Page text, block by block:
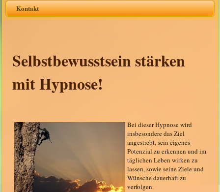
Kontakt
Selbstbewusstsein stärken
mit Hypnose!
Bei dieser Hypnose wird
insbesondere das Ziel
angestrebt, sein eigenes
Potenzial zu erkennen und im
täglichen Leben wirken zu
lassen, sowie seine Ziele und
Wünsche dauerhaft zu
verfolgen.